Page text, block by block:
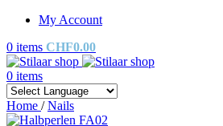
My Account
0 items CHF0.00
0 items
Home / Nails